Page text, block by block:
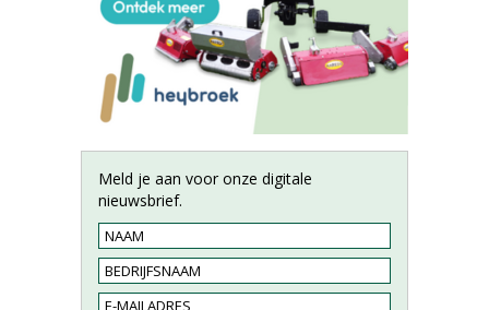
Meld je aan voor onze digitale
nieuwsbrief.